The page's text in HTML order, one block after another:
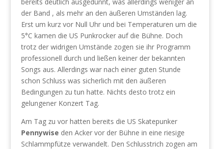
der Band , als mehr an den äußeren Umständen lag.
Erst um kurz vor Null Uhr und bei Temperaturen um die
5°C kamen die US Punkrocker auf die Bühne. Doch
trotz der widrigen Umstände zogen sie ihr Programm
professionell durch und ließen keiner der bekannten
Songs aus. Allerdings war nach einer guten Stunde
schon Schluss was sicherlich mit den äußeren
Bedingungen zu tun hatte. Nichts desto trotz ein
gelungener Konzert Tag.
Am Tag zu vor hatten bereits die US Skatepunker
Pennywise den Acker vor der Bühne in eine riesige
Schlammpfütze verwandelt. Den Schlusstrich zogen am